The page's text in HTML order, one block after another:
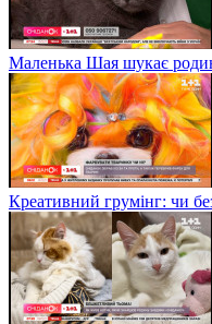
Маленька Шая шукає
Креативний грумінг: чи